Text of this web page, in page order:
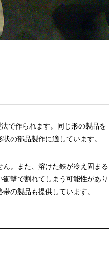
で作られます。同じ形の製品を
の部品製作に適しています。
。また、溶けた鉄が冷え固まる
撃で割れてしまう可能性があり
の製品も提供しています。